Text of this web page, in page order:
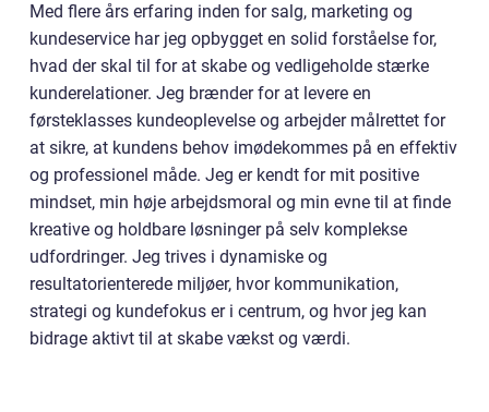
Med flere års erfaring inden for salg, marketing og
kundeservice har jeg opbygget en solid forståelse for,
hvad der skal til for at skabe og vedligeholde stærke
kunderelationer. Jeg brænder for at levere en
førsteklasses kundeoplevelse og arbejder målrettet for
at sikre, at kundens behov imødekommes på en effektiv
og professionel måde. Jeg er kendt for mit positive
mindset, min høje arbejdsmoral og min evne til at finde
kreative og holdbare løsninger på selv komplekse
udfordringer. Jeg trives i dynamiske og
resultatorienterede miljøer, hvor kommunikation,
strategi og kundefokus er i centrum, og hvor jeg kan
bidrage aktivt til at skabe vækst og værdi.